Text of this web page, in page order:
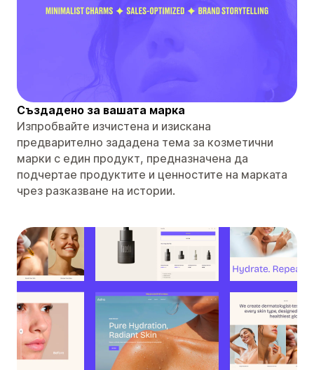
Създадено за вашата марка
Изпробвайте изчистена и изискана
предварително зададена тема за козметични
марки с един продукт, предназначена да
подчертае продуктите и ценностите на марката
чрез разказване на истории.